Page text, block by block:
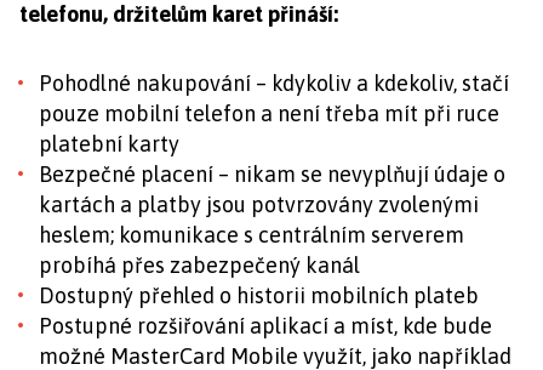
telefonu, držitelům karet přináší:
Pohodlné nakupování – kdykoliv a kdekoliv, stačí
pouze mobilní telefon a není třeba mít při ruce
platební karty
Bezpečné placení – nikam se nevyplňují údaje o
kartách a platby jsou potvrzovány zvolenými
heslem; komunikace s centrálním serverem
probíhá přes zabezpečený kanál
Dostupný přehled o historii mobilních plateb
Postupné rozšiřování aplikací a míst, kde bude
možné MasterCard Mobile využít, jako například